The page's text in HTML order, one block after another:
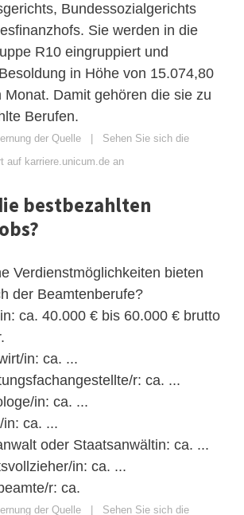
Bundessozialgerichts
Sie werden in die
R10 eingruppiert und
in Höhe von 15.074,80
Monat. Damit gehören die sie zu
Berufen.
der Quelle
Sehen Sie sich die
auf karriere.unicum.de an
bestbezahlten
Verdienstmöglichkeiten bieten
der Beamtenberufe?
ca. 40.000 € bis 60.000 € brutto
in: ca. ...
r: ca. ...
in: ca. ...
in: ca. ...
oder Staatsanwältin: ca. ...
in: ca. ...
r: ca.
der Quelle
Sehen Sie sich die